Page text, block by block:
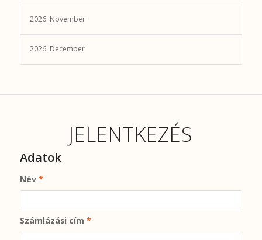
2026. November
2026. December
JELENTKEZÉS
Adatok
Név *
Számlázási cím *